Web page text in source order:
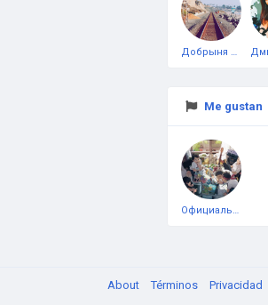
Добрыня Кузьминa
Me gustan
Официальная тестовая страница
About Términos Privacidad